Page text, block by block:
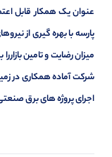
عنوان یک همکار قابل
پارسه با بهره گیری از
میزان رضایت و تامین
شرکت آماده همکاری در
اجرای پروژه های برق